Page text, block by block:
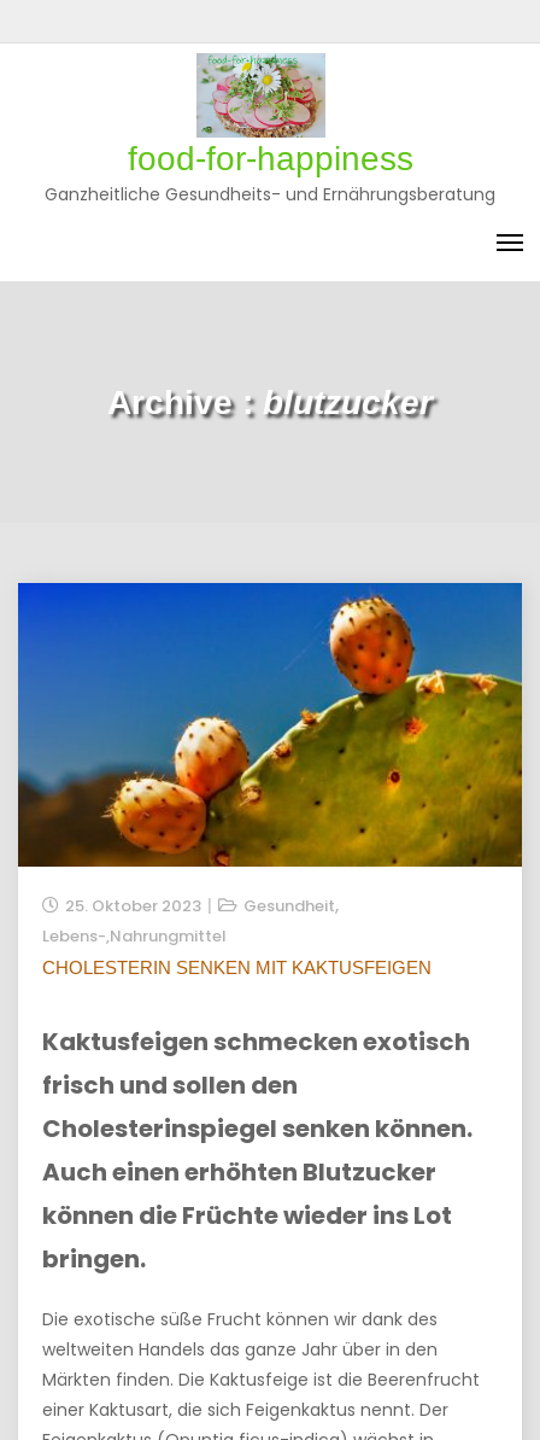
to
Privatsphäre-
Einstellungen
ändern
Historie
der
Privatsphäre-
Einstellungen
Einwilligungen
widerrufen
food-for-happiness
Ganzheitliche Gesundheits- und Ernährungsberatung
Archive : blutzucker
25. Oktober 2023 Gesundheit,
Lebens-,Nahrungmittel
CHOLESTERIN SENKEN MIT KAKTUSFEIGEN
Kaktusfeigen schmecken exotisch
frisch und sollen den
Cholesterinspiegel senken können.
Auch einen erhöhten Blutzucker
können die Früchte wieder ins Lot
bringen.
Die exotische süße Frucht können wir dank des
weltweiten Handels das ganze Jahr über in den
Märkten finden. Die Kaktusfeige ist die Beerenfrucht
einer Kaktusart, die sich Feigenkaktus nennt. Der